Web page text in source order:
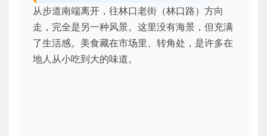
从步道南端离开，往林口老街（林口路）方向
走，完全是另一种风景。这里没有海景，但充满
了生活感。美食藏在市场里、转角处，是许多在
地人从小吃到大的味道。